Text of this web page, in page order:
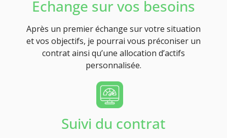
Echange sur vos besoins
Après un premier échange sur votre situation
et vos objectifs, je pourrai vous préconiser un
contrat ainsi qu’une allocation d’actifs
personnalisée.
Suivi du contrat